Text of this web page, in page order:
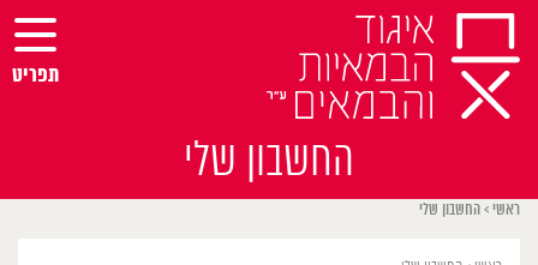
Skip
content
החשבון שלי
תפריט
ראשי > החשבון שלי